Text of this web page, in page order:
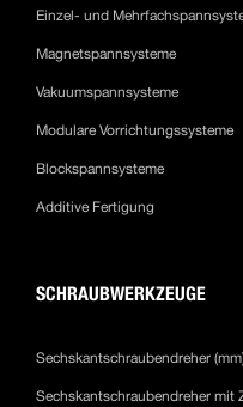
Einzel- und
Magnetspannsysteme
Vakuumspannsysteme
Modulare Vorrichtungssysteme
Blockspannsysteme
Additive Fertigung
SCHRAUBWERKZEUGE
Sechskantschraubendreher
Sechskantschraubendreher mit